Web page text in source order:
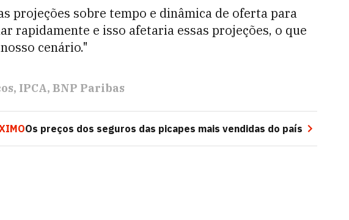
projeções sobre tempo e dinâmica de oferta para
rapidamente e isso afetaria essas projeções, o que
cenário."
IPCA BNP Paribas
Os preços dos seguros das picapes mais vendidas do país